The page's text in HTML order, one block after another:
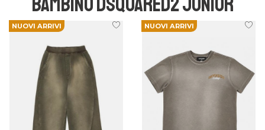
NUOVI ARRIVI NUOVI ARRIVI